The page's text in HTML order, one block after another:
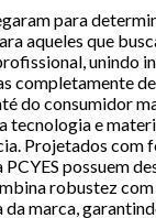
para
aqueles que
unindo
completamente
do consumidor
tecnologia e
Projetados com
possuem
robustez
da marca,